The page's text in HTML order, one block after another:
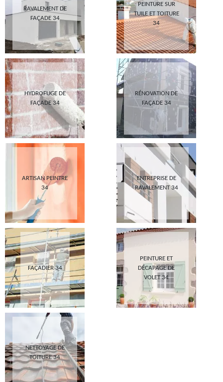
RAVALEMENT DE
FAÇADE 34
PEINTURE SUR
TUILE ET TOITURE
34
HYDROFUGE DE
FAÇADE 34
RÉNOVATION DE
FAÇADE 34
ARTISAN PEINTRE
34
ENTREPRISE DE
RAVALEMENT 34
FAÇADIER 34
PEINTURE ET
DÉCAPAGE DE
VOLET 34
NETTOYAGE DE
TOITURE 34